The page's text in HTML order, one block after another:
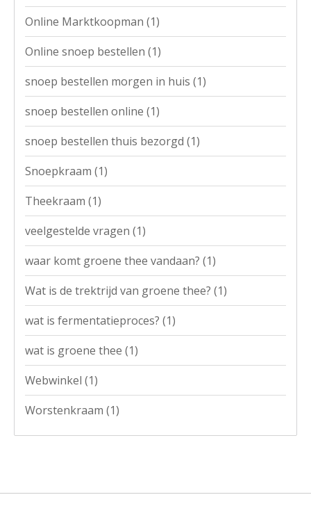
Online Marktkoopman (1)
Online snoep bestellen (1)
snoep bestellen morgen in huis (1)
snoep bestellen online (1)
snoep bestellen thuis bezorgd (1)
Snoepkraam (1)
Theekraam (1)
veelgestelde vragen (1)
waar komt groene thee vandaan? (1)
Wat is de trektrijd van groene thee? (1)
wat is fermentatieproces? (1)
wat is groene thee (1)
Webwinkel (1)
Worstenkraam (1)